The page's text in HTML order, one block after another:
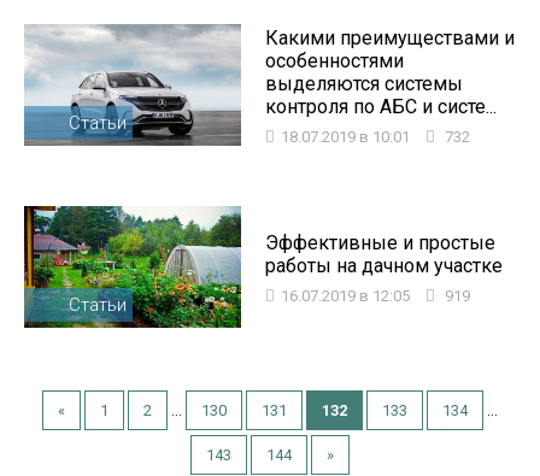
Статьи
Какими преимуществами и
особенностями
выделяются системы
контроля по АБС и систе...
18.07.2019 в 10:01 732
Статьи
Эффективные и простые
работы на дачном участке
16.07.2019 в 12:05 919
« 1 2 130 131 132 133 134
143 144 »